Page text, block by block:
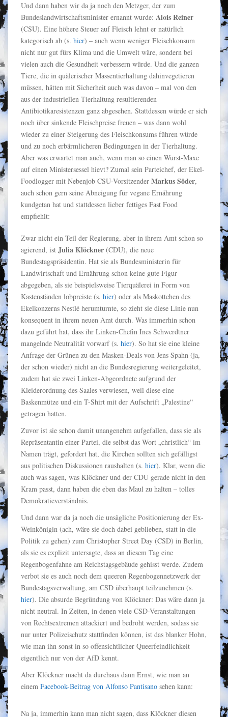
Und dann haben wir da ja noch den Metzger, der zum
Bundeslandwirtschaftsminister ernannt wurde: Alois Reiner
(CSU). Eine höhere Steuer auf Fleisch lehnt er natürlich
kategorisch ab (s. hier) – auch wenn weniger Fleischkonsum
nicht nur gut fürs Klima und die Umwelt wäre, sondern bei
vielen auch die Gesundheit verbessern würde. Und die ganzen
Tiere, die in quälerischer Massentierhaltung dahinvegetieren
müssen, hätten mit Sicherheit auch was davon – mal von den
aus der industriellen Tierhaltung resultierenden
Antibiotikaresistenzen ganz abgesehen. Stattdessen würde er sich
noch über sinkende Fleischpreise freuen – was dann wohl
wieder zu einer Steigerung des Fleischkonsums führen würde
und zu noch erbärmlicheren Bedingungen in der Tierhaltung.
Aber was erwartet man auch, wenn man so einen Wurst-Maxe
auf einen Ministersessel hievt? Zumal sein Parteichef, der Ekel-
Foodlogger mit Nebenjob CSU-Vorsitzender Markus Söder,
auch schon gern seine Abneigung für vegane Ernährung
kundgetan hat und stattdessen lieber fettiges Fast Food
empfiehlt:
Zwar nicht ein Teil der Regierung, aber in ihrem Amt schon so
agierend, ist Julia Klöckner (CDU), die neue
Bundestagspräsidentin. Hat sie als Bundesministerin für
Landwirtschaft und Ernährung schon keine gute Figur
abgegeben, als sie beispielsweise Tierquälerei in Form von
Kastenständen lobpreiste (s. hier) oder als Maskottchen des
Ekelkonzerns Nestlé herumturnte, so zieht sie diese Linie nun
konsequent in ihrem neuen Amt durch. Was immerhin schon
dazu geführt hat, dass ihr Linken-Chefin Ines Schwerdtner
mangelnde Neutralität vorwarf (s. hier). So hat sie eine kleine
Anfrage der Grünen zu den Masken-Deals von Jens Spahn (ja,
der schon wieder) nicht an die Bundesregierung weitergeleitet,
zudem hat sie zwei Linken-Abgeordnete aufgrund der
Kleiderordnung des Saales verwiesen, weil diese eine
Baskenmütze und ein T-Shirt mit der Aufschrift „Palestine“
getragen hatten.
Zuvor ist sie schon damit unangenehm aufgefallen, dass sie als
Repräsentantin einer Partei, die selbst das Wort „christlich“ im
Namen trägt, gefordert hat, die Kirchen sollten sich gefälligst
aus politischen Diskussionen raushalten (s. hier). Klar, wenn die
auch was sagen, was Klöckner und der CDU gerade nicht in den
Kram passt, dann haben die eben das Maul zu halten – tolles
Demokratieverständnis.
Und dann war da ja noch die unsägliche Positionierung der Ex-
Weinkönigin (ach, wäre sie doch dabei geblieben, statt in die
Politik zu gehen) zum Christopher Street Day (CSD) in Berlin,
als sie es explizit untersagte, dass an diesem Tag eine
Regenbogenfahne am Reichstagsgebäude gehisst werde. Zudem
verbot sie es auch noch dem queeren Regenbogennetzwerk der
Bundestagsverwaltung, am CSD überhaupt teilzunehmen (s.
hier). Die absurde Begründung von Klöckner: Das wäre dann ja
nicht neutral. In Zeiten, in denen viele CSD-Veranstaltungen
von Rechtsextremen attackiert und bedroht werden, sodass sie
nur unter Polizeischutz stattfinden können, ist das blanker Hohn,
wie man ihn sonst in so offensichtlicher Queerfeindlichkeit
eigentlich nur von der AfD kennt.
Aber Klöckner macht da durchaus dann Ernst, wie man an
einem Facebook-Beitrag von Alfonso Pantisano sehen kann:
Na ja, immerhin kann man nicht sagen, dass Klöckner diesen